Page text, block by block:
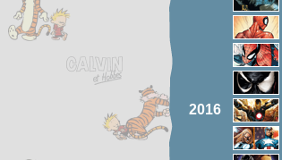
2016